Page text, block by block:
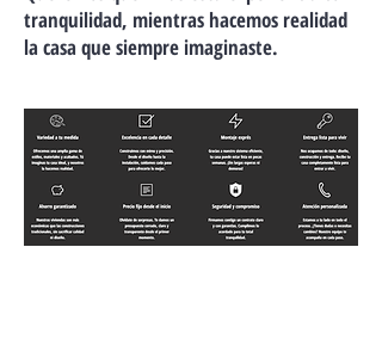
tranquilidad, mientras hacemos realidad
la casa que siempre imaginaste.